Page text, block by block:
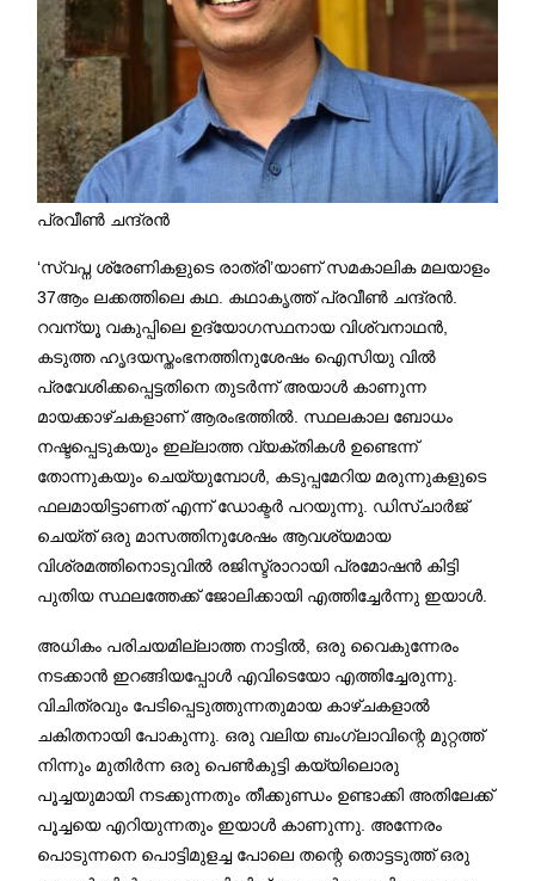
പ്രവീൺ ചന്ദ്രൻ
‘സ്വപ്ന ശ്രേണികളുടെ രാത്രി’യാണ് സമകാലിക മലയാളം
37ആം ലക്കത്തിലെ കഥ. കഥാകൃത്ത് പ്രവീൺ ചന്ദ്രൻ.
റവന്യൂ വകുപ്പിലെ ഉദ്യോഗസ്ഥനായ വിശ്വനാഥൻ,
കടുത്ത ഹൃദയസ്തംഭനത്തിനുശേഷം ഐസിയു വിൽ
പ്രവേശിക്കപ്പെട്ടതിനെ തുടർന്ന് അയാൾ കാണുന്ന
മായക്കാഴ്ചകളാണ് ആരംഭത്തിൽ. സ്ഥലകാല ബോധം
നഷ്ടപ്പെടുകയും ഇല്ലാത്ത വ്യക്തികൾ ഉണ്ടെന്ന്
തോന്നുകയും ചെയ്യുമ്പോൾ, കടുപ്പമേറിയ മരുന്നുകളുടെ
ഫലമായിട്ടാണത് എന്ന് ഡോക്ടർ പറയുന്നു. ഡിസ്ചാർജ്
ചെയ്ത് ഒരു മാസത്തിനുശേഷം ആവശ്യമായ
വിശ്രമത്തിനൊടുവിൽ രജിസ്ട്രാറായി പ്രമോഷൻ കിട്ടി
പുതിയ സ്ഥലത്തേക്ക് ജോലിക്കായി എത്തിച്ചേർന്നു ഇയാൾ.
അധികം പരിചയമില്ലാത്ത നാട്ടിൽ, ഒരു വൈകുന്നേരം
നടക്കാൻ ഇറങ്ങിയപ്പോൾ എവിടെയോ എത്തിച്ചേരുന്നു.
വിചിത്രവും പേടിപ്പെടുത്തുന്നതുമായ കാഴ്ചകളാൽ
ചകിതനായി പോകുന്നു. ഒരു വലിയ ബംഗ്ലാവിന്റെ മുറ്റത്ത്
നിന്നും മുതിർന്ന ഒരു പെൺകുട്ടി കയ്യിലൊരു
പൂച്ചയുമായി നടക്കുന്നതും തീക്കുണ്ഡം ഉണ്ടാക്കി അതിലേക്ക്
പൂച്ചയെ എറിയുന്നതും ഇയാൾ കാണുന്നു. അന്നേരം
പൊടുന്നനെ പൊട്ടിമുളച്ച പോലെ തന്റെ തൊട്ടടുത്ത് ഒരു